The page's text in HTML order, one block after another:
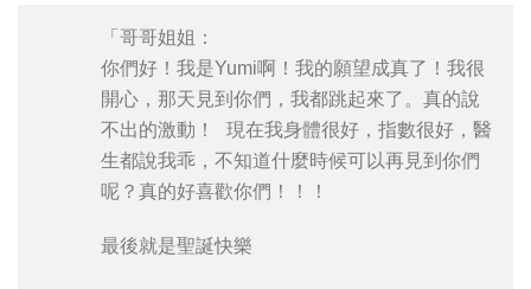
「哥哥姐姐：
你們好！我是Yumi啊！我的願望成真了！我很
開心，那天見到你們，我都跳起來了。真的說
不出的激動！ 現在我身體很好，指數很好，醫
生都說我乖，不知道什麼時候可以再見到你們
呢？真的好喜歡你們！！！
最後就是聖誕快樂